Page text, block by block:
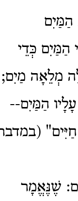
הַמַּיִם כְּדֵי
מְלֵאָה מַיִם;
הַמַּיִם--
שֶׁנֶּאֱמָר